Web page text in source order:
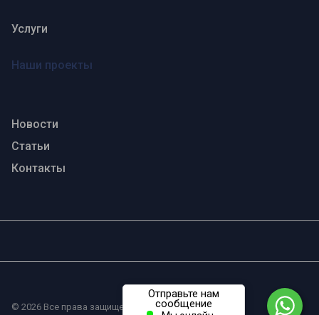
Услуги
Наши проекты
Новости
Статьи
Контакты
© 2026 Все права защищены.
Отправьте нам
сообщение